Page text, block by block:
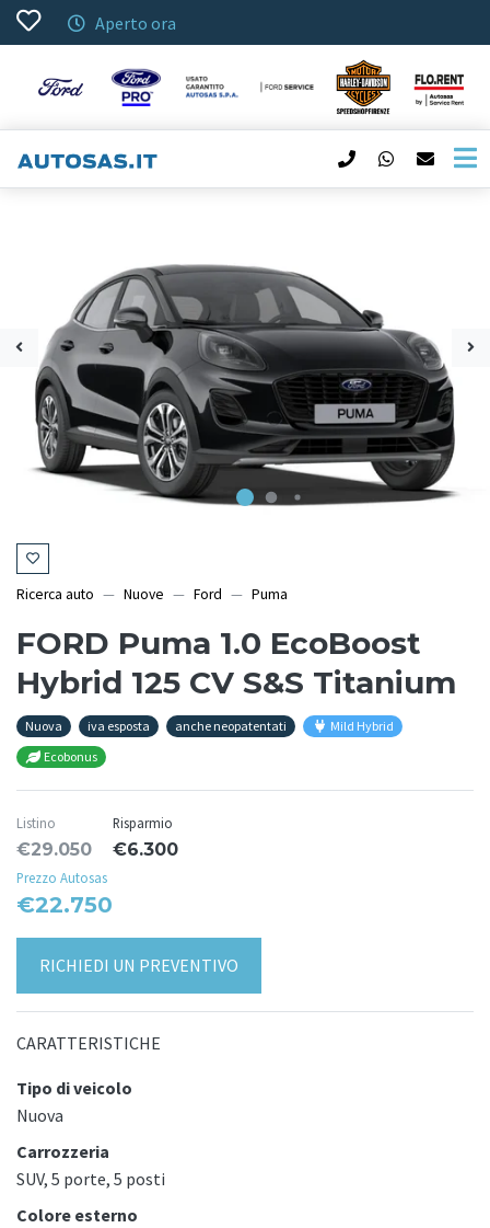
Aperto ora
Ricerca auto Nuove Ford Puma
FORD Puma 1.0 EcoBoost
Hybrid 125 CV S&S Titanium
Nuova iva esposta anche neopatentati
Mild Hybrid
Ecobonus
Listino
€29.050
Risparmio
€6.300
Prezzo Autosas
€22.750
RICHIEDI UN PREVENTIVO
CARATTERISTICHE
Tipo di veicolo
Nuova
Carrozzeria
SUV, 5 porte, 5 posti
Colore esterno